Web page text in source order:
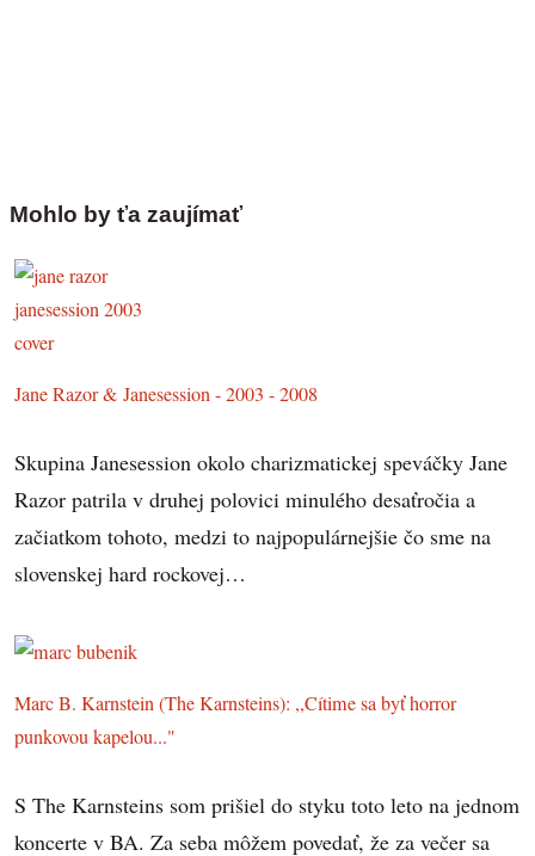
Mohlo by ťa zaujímať
Jane Razor & Janesession - 2003 - 2008
Skupina Janesession okolo charizmatickej speváčky Jane
Razor patrila v druhej polovici minulého desaťročia a
začiatkom tohoto, medzi to najpopulárnejšie čo sme na
slovenskej hard rockovej…
Marc B. Karnstein (The Karnsteins): ,,Cítime sa byť horror
punkovou kapelou..."
S The Karnsteins som prišiel do styku toto leto na jednom
koncerte v BA. Za seba môžem povedať, že za večer sa